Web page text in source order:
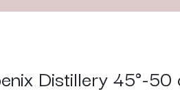
Distillery 45°-50